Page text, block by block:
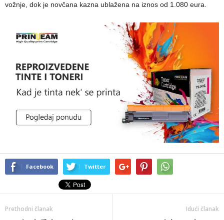
vožnje, dok je novčana kazna ublažena na iznos od 1.080 eura.
Facebook Twitter
Prethodni članak Idući članak